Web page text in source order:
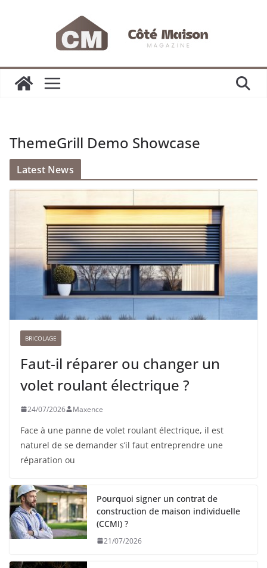
ThemeGrill Demo Showcase
Latest News
BRICOLAGE
Faut-il réparer ou changer un
volet roulant électrique ?
24/07/2026 Maxence
Face à une panne de volet roulant électrique, il est
naturel de se demander s’il faut entreprendre une
réparation ou
Pourquoi signer un contrat de
construction de maison individuelle
(CCMI) ?
21/07/2026